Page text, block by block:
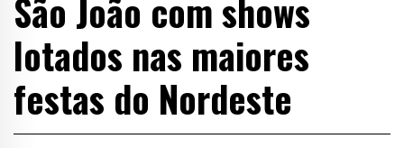
São João com shows
lotados nas maiores
festas do Nordeste